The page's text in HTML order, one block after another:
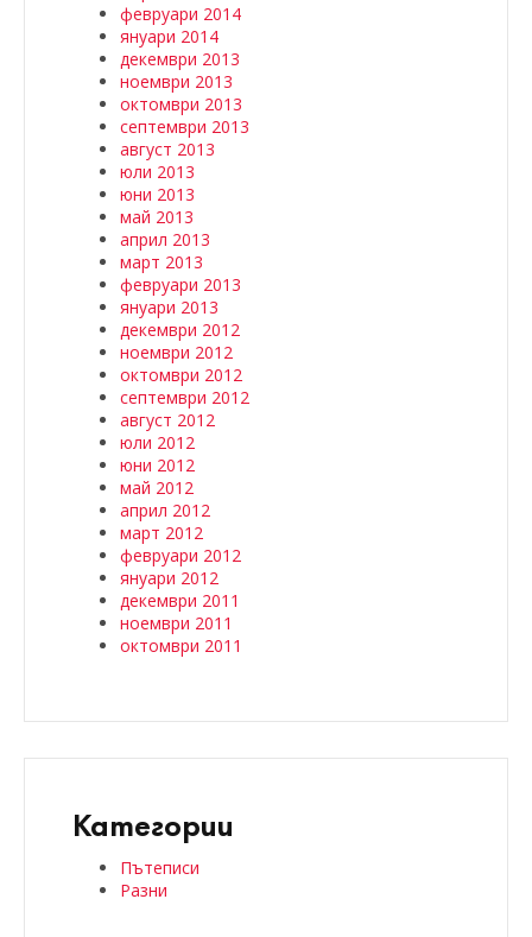
февруари 2014
януари 2014
декември 2013
ноември 2013
октомври 2013
септември 2013
август 2013
юли 2013
юни 2013
май 2013
април 2013
март 2013
февруари 2013
януари 2013
декември 2012
ноември 2012
октомври 2012
септември 2012
август 2012
юли 2012
юни 2012
май 2012
април 2012
март 2012
февруари 2012
януари 2012
декември 2011
ноември 2011
октомври 2011
Категории
Пътеписи
Разни